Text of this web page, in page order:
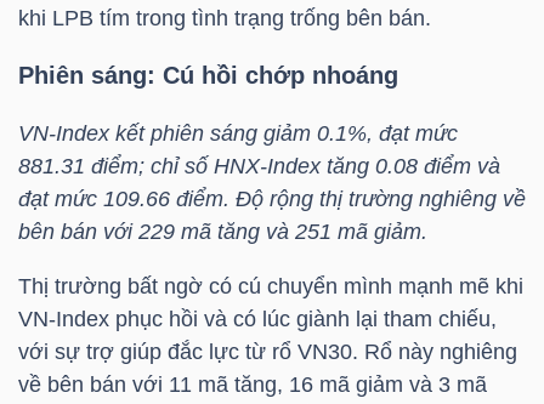
khi LPB tím trong tình trạng trống bên bán.
Phiên sáng: Cú hồi chớp nhoáng
VN-Indexkết phiên sáng giảm 0.1%, đạt mức
881.31 điểm; chỉ số HNX-Indextăng 0.08 điểm và
đạt mức 109.66 điểm. Độ rộng thị trường nghiêng về
bên bán với 229 mã tăng và 251 mã giảm.
Thị trường bất ngờ có cú chuyển mình mạnh mẽ khi
VN-Index phục hồi và có lúc giành lại tham chiếu,
với sự trợ giúp đắc lực từ rổ VN30. Rổ này nghiêng
về bên bán với 11 mã tăng, 16 mã giảm và 3 mã
VS-
NĂNG